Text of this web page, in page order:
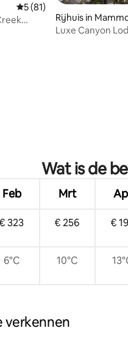
Gemiddelde beoordeling
5 (81)
Rijhuis in
Luxe Canyon
Wat is de
Feb Mrt
€ 323 € 256 €
6°C 10°C
verkennen